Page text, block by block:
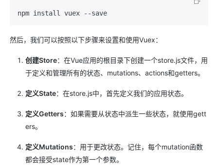
然后，我们可以按照以下步骤来设置和使用Vuex：
创建Store：在Vue应用的根目录下创建一个store.js文件，用
于定义和管理所有的状态、mutations、actions和getters。
定义State：在store.js中，首先定义我们的应用状态。
定义Getters：如果需要从状态中派生一些状态，就使用gett
ers。
定义Mutations：用于更改状态。记住，每个mutation函数
都会接受state作为第一个参数。